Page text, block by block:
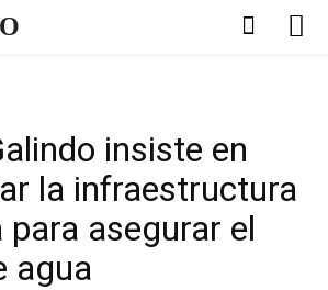
insiste en
la infraestructura
para asegurar el
agua